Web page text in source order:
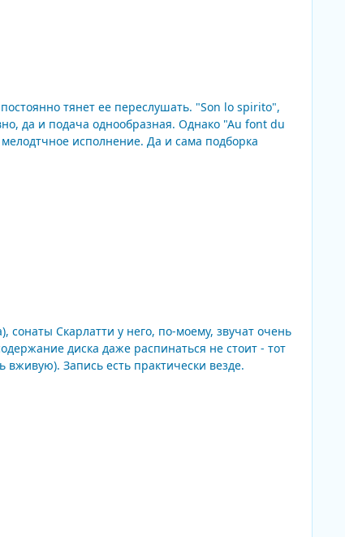
тянет ее переслушать. "Son lo spirito",
да и подача однообразная. Однако "Au font du
исполнение. Да и сама подборка
Скарлатти у него, по-моему, звучат очень
везде.